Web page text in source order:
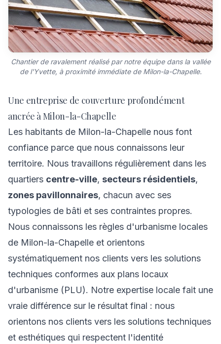
Chantier de ravalement réalisé par notre équipe dans la vallée
de l'Yvette, à proximité immédiate de Milon-la-Chapelle.
Une entreprise de couverture profondément
ancrée à Milon-la-Chapelle
Les habitants de Milon-la-Chapelle nous font
confiance parce que nous connaissons leur
territoire. Nous travaillons régulièrement dans les
quartiers centre-ville, secteurs résidentiels,
zones pavillonnaires, chacun avec ses
typologies de bâti et ses contraintes propres.
Nous connaissons les règles d'urbanisme locales
de Milon-la-Chapelle et orientons
systématiquement nos clients vers les solutions
techniques conformes aux plans locaux
d'urbanisme (PLU). Notre expertise locale fait une
vraie différence sur le résultat final : nous
orientons nos clients vers les solutions techniques
et esthétiques qui respectent l'identité